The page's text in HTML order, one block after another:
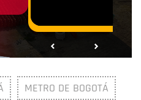
METRO DE BOGOTÁ